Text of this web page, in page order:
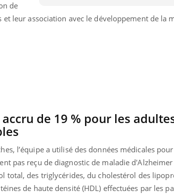
de
leur association avec le développement de la
de 19 % pour les
l’équipe a utilisé des données médicales
pas reçu de diagnostic de maladie
total, des triglycérides, du cholestérol des
de haute densité (HDL) effectuées par les